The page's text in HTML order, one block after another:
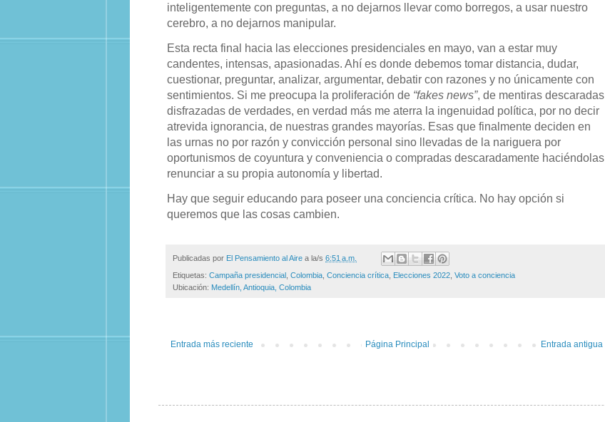
inteligentemente con preguntas, a no dejarnos llevar como borregos, a usar nuestro
cerebro, a no dejarnos manipular.
Esta recta final hacia las elecciones presidenciales en mayo, van a estar muy
candentes, intensas, apasionadas. Ahí es donde debemos tomar distancia, dudar,
cuestionar, preguntar, analizar, argumentar, debatir con razones y no únicamente con
sentimientos. Si me preocupa la proliferación de “fakes news”, de mentiras descaradas
disfrazadas de verdades, en verdad más me aterra la ingenuidad política, por no decir
atrevida ignorancia, de nuestras grandes mayorías. Esas que finalmente deciden en
las urnas no por razón y convicción personal sino llevadas de la nariguera por
oportunismos de coyuntura y conveniencia o compradas descaradamente haciéndolas
renunciar a su propia autonomía y libertad.
Hay que seguir educando para poseer una conciencia crítica. No hay opción si
queremos que las cosas cambien.
Publicadas por El Pensamiento al Aire a la/s 6:51 a.m.
Etiquetas: Campaña presidencial Colombia Conciencia crítica Elecciones 2022 Voto a conciencia
Ubicación: Medellín, Antioquia, Colombia
Entrada más reciente Entrada antigua
Página Principal